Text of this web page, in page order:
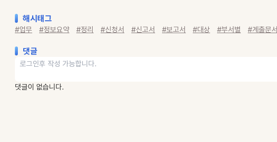
해시태그
#업무 #정보요약 #정리 #신청서 #신고서 #보고서 #대상 #부서별 #계출문서
댓글
댓글이 없습니다.